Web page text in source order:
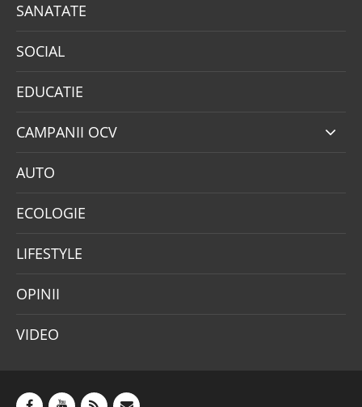
SANATATE
SOCIAL
EDUCATIE
CAMPANII OCV
AUTO
ECOLOGIE
LIFESTYLE
OPINII
VIDEO